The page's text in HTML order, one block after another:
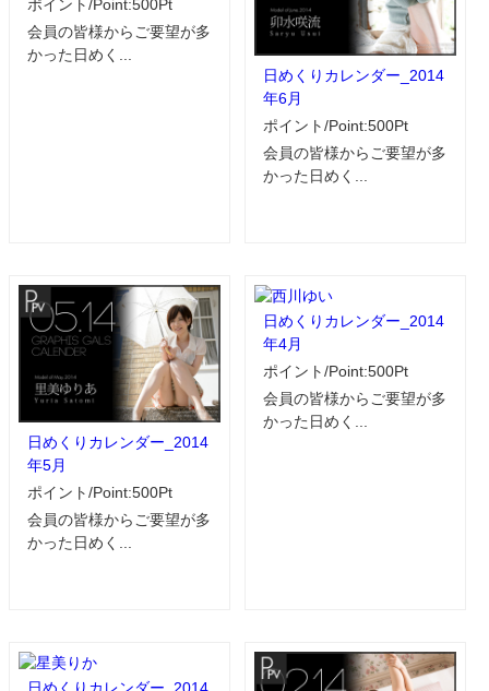
ポイント/Point:500Pt
会員の皆様からご要望が多
かった日めく...
日めくりカレンダー_2014
年6月
ポイント/Point:500Pt
会員の皆様からご要望が多
かった日めく...
日めくりカレンダー_2014
年5月
ポイント/Point:500Pt
会員の皆様からご要望が多
かった日めく...
日めくりカレンダー_2014
年4月
ポイント/Point:500Pt
会員の皆様からご要望が多
かった日めく...